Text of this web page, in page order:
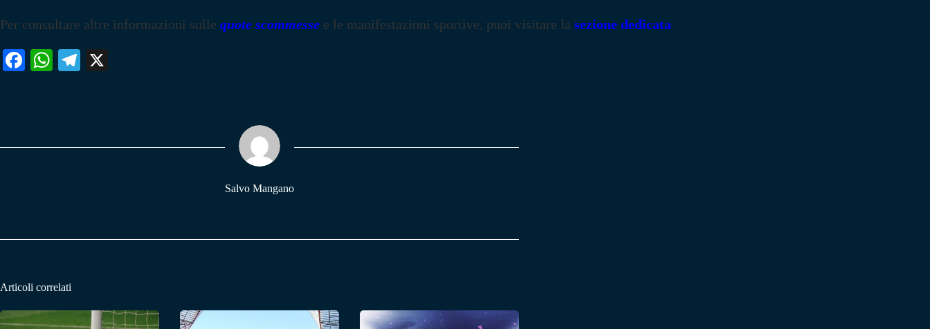
Per consultare altre informazioni sulle quote scommesse e le manifestazioni sportive, puoi visitare la sezione dedicata
Fa W
pp
Te
m
Salvo Mangano
Articoli correlati